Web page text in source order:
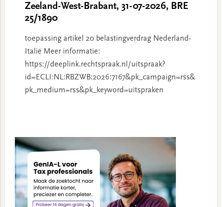
Zeeland-West-Brabant, 31-07-2026, BRE
25/1890
toepassing artikel 20 belastingverdrag Nederland-
Italië Meer informatie:
https://deeplink.rechtspraak.nl/uitspraak?
id=ECLI:NL:RBZWB:2026:7167&pk_campaign=rss&
pk_medium=rss&pk_keyword=uitspraken
Sidebar